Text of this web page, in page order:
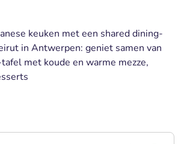
keuken met een shared dining-
in Antwerpen: geniet samen van
met koude en warme mezze,